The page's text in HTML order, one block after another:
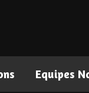
Equipes